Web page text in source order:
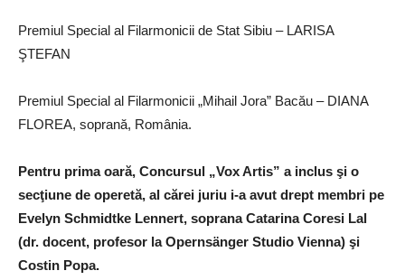
Premiul Special al Filarmonicii de Stat Sibiu – LARISA
ŞTEFAN
Premiul Special al Filarmonicii „Mihail Jora” Bacău – DIANA
FLOREA, soprană, România.
Pentru prima oară, Concursul „Vox Artis” a inclus şi o
secţiune de operetă, al cărei juriu i-a avut drept membri pe
Evelyn Schmidtke Lennert, soprana Catarina Coresi Lal
(dr. docent, profesor la Opernsänger Studio Vienna) şi
Costin Popa.